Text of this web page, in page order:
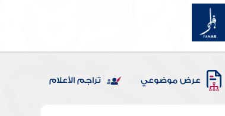
عرض موضوعي تراجم الأعلام